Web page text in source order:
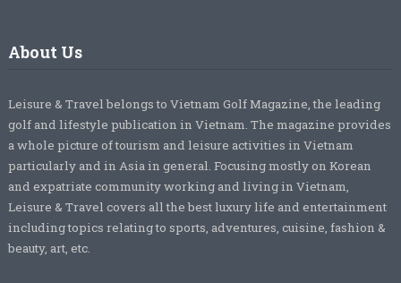
About Us
Leisure & Travel belongs to Vietnam Golf Magazine, the leading
golf and lifestyle publication in Vietnam. The magazine provides
a whole picture of tourism and leisure activities in Vietnam
particularly and in Asia in general. Focusing mostly on Korean
and expatriate community working and living in Vietnam,
Leisure & Travel covers all the best luxury life and entertainment
including topics relating to sports, adventures, cuisine, fashion &
beauty, art, etc.